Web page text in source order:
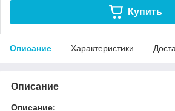
Купить
Описание Характеристики
Описание
Описание: